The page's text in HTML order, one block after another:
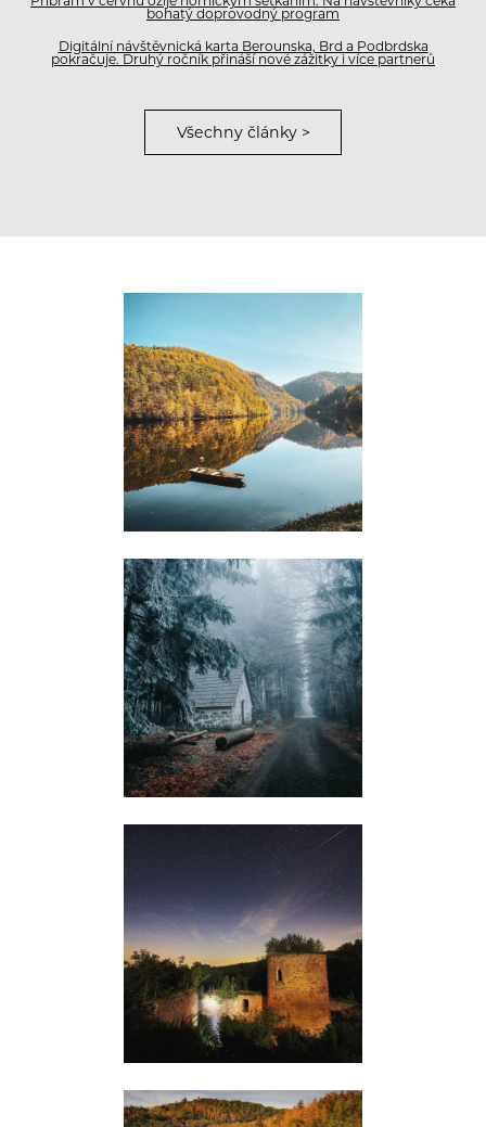
bohatý doprovodný program
Digitální návštěvnická karta Berounska, Brd a Podbrdska
pokračuje. Druhý ročník přináší nové zážitky i více partnerů
Všechny články >